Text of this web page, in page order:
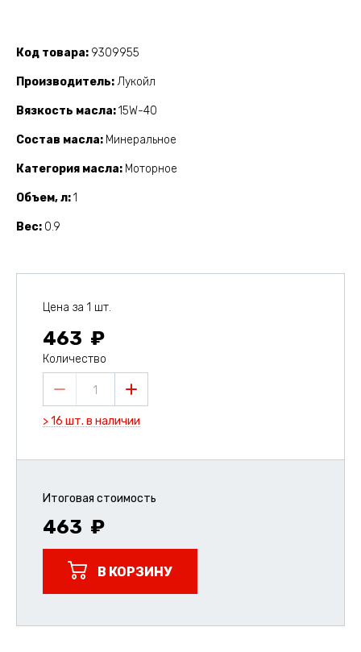
Код товара 9309955
Производитель Лукойл
Вязкость масла 15W-40
Состав масла Минеральное
Категория масла Моторное
Объем, л 1
Вес 0.9
Цена за 1 шт.
463
Количество
1
> 16 шт. в наличии
Итоговая стоимость
463
В КОРЗИНУ